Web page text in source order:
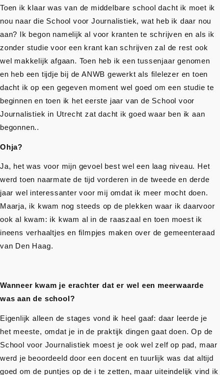
Toen ik klaar was van de middelbare school dacht ik moet ik
nou naar die School voor Journalistiek, wat heb ik daar nou
aan? Ik begon namelijk al voor kranten te schrijven en als ik
zonder studie voor een krant kan schrijven zal de rest ook
wel makkelijk afgaan. Toen heb ik een tussenjaar genomen
en heb een tijdje bij de ANWB gewerkt als filelezer en toen
dacht ik op een gegeven moment wel goed om een studie te
beginnen en toen ik het eerste jaar van de School voor
Journalistiek in Utrecht zat dacht ik goed waar ben ik aan
begonnen..
Ohja?
Ja, het was voor mijn gevoel best wel een laag niveau. Het
werd toen naarmate de tijd vorderen in de tweede en derde
jaar wel interessanter voor mij omdat ik meer mocht doen.
Maarja, ik kwam nog steeds op de plekken waar ik daarvoor
ook al kwam: ik kwam al in de raaszaal en toen moest ik
ineens verhaaltjes en filmpjes maken over de gemeenteraad
van Den Haag.
Wanneer kwam je erachter dat er wel een meerwaarde
was aan de school?
Eigenlijk alleen de stages vond ik heel gaaf: daar leerde je
het meeste, omdat je in de praktijk dingen gaat doen. Op de
School voor Journalistiek moest je ook wel zelf op pad, maar
werd je beoordeeld door een docent en tuurlijk was dat altijd
goed om de puntjes op de i te zetten, maar uiteindelijk vind ik